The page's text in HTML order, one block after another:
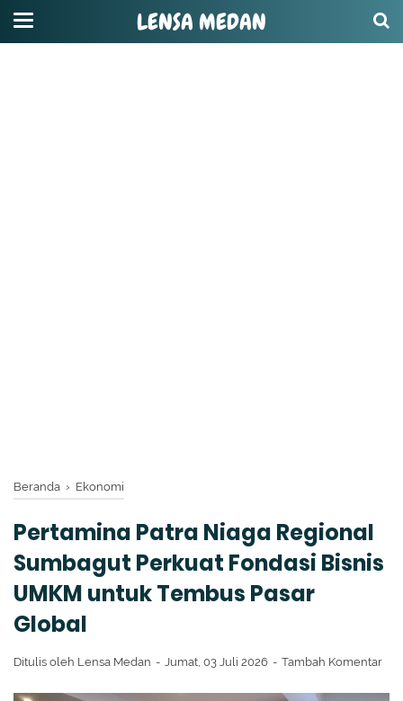
LENSA MEDAN
Beranda › Ekonomi
Pertamina Patra Niaga Regional
Sumbagut Perkuat Fondasi Bisnis
UMKM untuk Tembus Pasar
Global
Ditulis oleh Lensa Medan Jumat, 03 Juli 2026 Tambah Komentar